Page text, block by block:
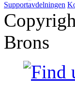
Supportavdelningen
Brons